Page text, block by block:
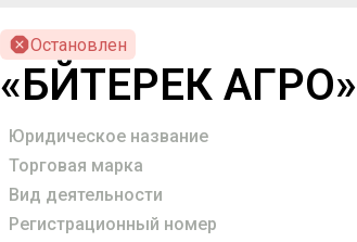
Остановлен
«БӘЙТЕРЕК АГРО»
Юридическое название
Торговая марка
Вид деятельности
Регистрационный номер